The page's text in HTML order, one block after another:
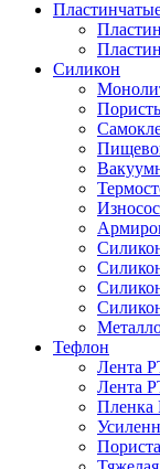
Силикон
Тефлон
Лента
Лента
Пленка